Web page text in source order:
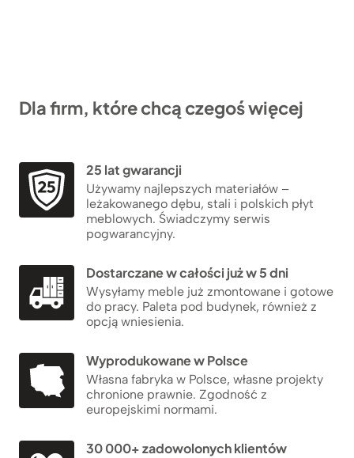
Dla firm, które chcą czegoś więcej
25 lat gwarancji
Używamy najlepszych materiałów –
leżakowanego dębu, stali i polskich płyt
meblowych. Świadczymy serwis
pogwarancyjny.
Dostarczane w całości już w 5 dni
Wysyłamy meble już zmontowane i gotowe
do pracy. Paleta pod budynek, również z
opcją wniesienia.
Wyprodukowane w Polsce
Własna fabryka w Polsce, własne projekty
chronione prawnie. Zgodność z
europejskimi normami.
30 000+ zadowolonych klientów